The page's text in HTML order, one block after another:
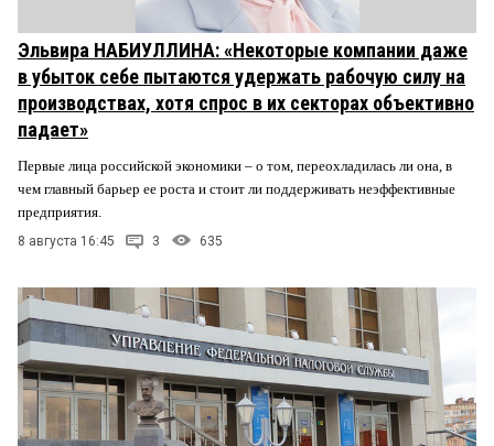
Эльвира НАБИУЛЛИНА: «Некоторые компании даже
в убыток себе пытаются удержать рабочую силу на
производствах, хотя спрос в их секторах объективно
падает»
Первые лица российской экономики – о том, переохладилась ли она, в
чем главный барьер ее роста и стоит ли поддерживать неэффективные
предприятия.
8 августа 16:45 3 635